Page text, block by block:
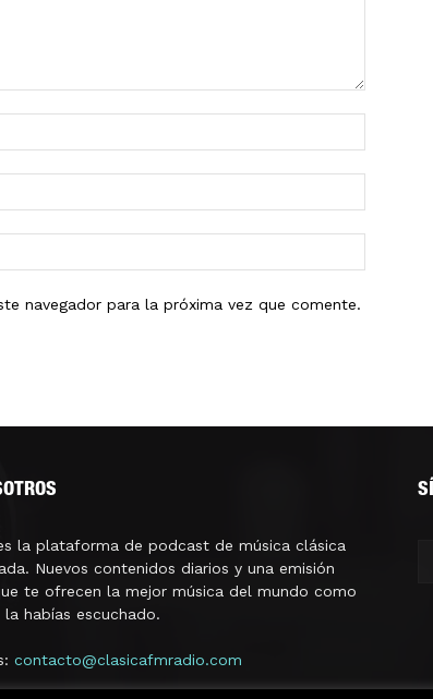
navegador para la próxima vez que comente.
la plataforma de podcast de música clásica
Nuevos contenidos diarios y una emisión
te ofrecen la mejor música del mundo como
habías escuchado.
contacto@clasicafmradio.com